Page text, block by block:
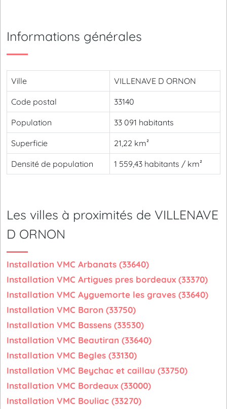
Informations générales
Ville VILLENAVE D ORNON
Code postal 33140
Population 33 091 habitants
Superficie 21,22 km²
Densité de population 1 559,43 habitants / km²
Les villes à proximités de VILLENAVE
D ORNON
Installation VMC Arbanats (33640)
Installation VMC Artigues pres bordeaux (33370)
Installation VMC Ayguemorte les graves (33640)
Installation VMC Baron (33750)
Installation VMC Bassens (33530)
Installation VMC Beautiran (33640)
Installation VMC Begles (33130)
Installation VMC Beychac et caillau (33750)
Installation VMC Bordeaux (33000)
Installation VMC Bouliac (33270)